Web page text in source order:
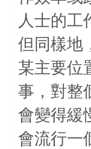
人士的工
但同樣地
某主要位
事，對整
會變得緩
會流行一